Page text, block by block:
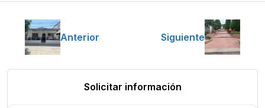
Anterior Siguiente
Solicitar información